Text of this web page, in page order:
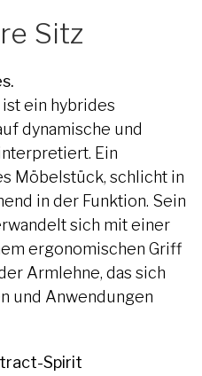
Sitz
ein hybrides
dynamische und
Ein
Möbelstück, schlicht in
in der Funktion. Sein
sich mit einer
ergonomischen Griff
Armlehne, das sich
und Anwendungen
Spirit